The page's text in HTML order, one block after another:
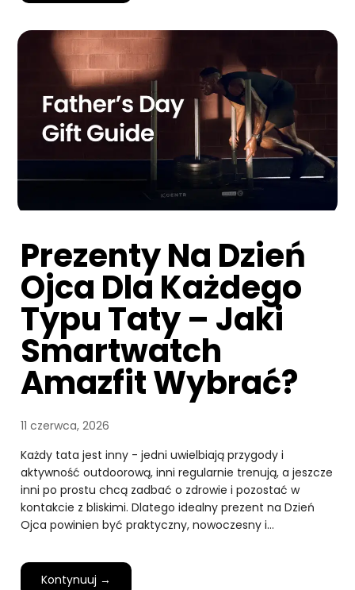
Prezenty Na Dzień
Ojca Dla Każdego
Typu Taty – Jaki
Smartwatch
Amazfit Wybrać?
11 czerwca, 2026
Każdy tata jest inny - jedni uwielbiają przygody i
aktywność outdoorową, inni regularnie trenują, a jeszcze
inni po prostu chcą zadbać o zdrowie i pozostać w
kontakcie z bliskimi. Dlatego idealny prezent na Dzień
Ojca powinien być praktyczny, nowoczesny i…
Kontynuuj →